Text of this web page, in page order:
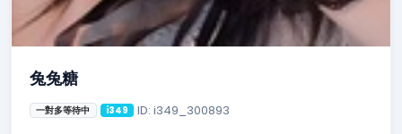
兔兔糖
一對多等待中 i349 ID: i349_300893